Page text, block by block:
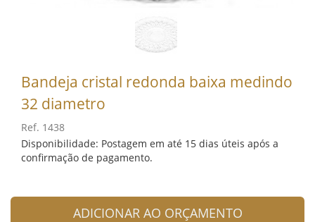
Bandeja cristal redonda baixa medindo
32 diametro
Ref. 1438
Disponibilidade: Postagem em até 15 dias úteis após a
confirmação de pagamento.
ADICIONAR AO ORÇAMENTO